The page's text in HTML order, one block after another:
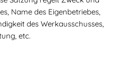
Name des Eigenbetriebes,
des Werkausschusses,
etc.